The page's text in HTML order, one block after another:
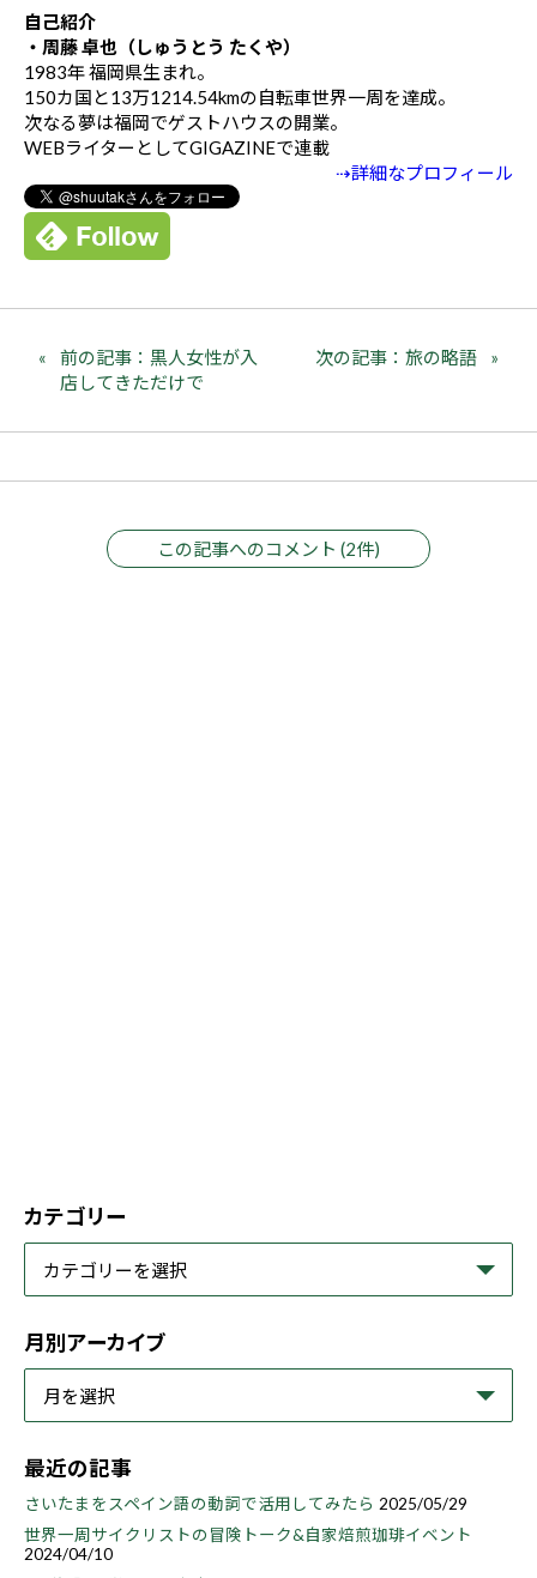
自己紹介
・周藤 卓也（しゅうとう たくや）
1983年 福岡県生まれ。
150カ国と13万1214.54kmの自転車世界一周を達成。
次なる夢は福岡でゲストハウスの開業。
WEBライターとしてGIGAZINEで連載
⇢詳細なプロフィール
前の記事：黒人女性が入
店してきただけで
次の記事：旅の略語
この記事へのコメント (2件)
カテゴリー
月別アーカイブ
最近の記事
さいたまをスペイン語の動詞で活用してみたら 2025/05/29
世界一周サイクリストの冒険トーク&自家焙煎珈琲イベント
2024/04/10